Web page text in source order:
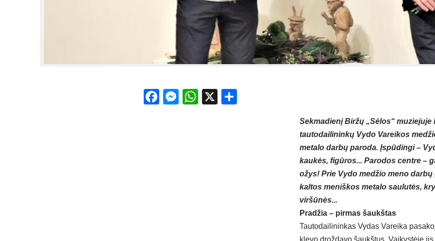
Facebook
Messenger
WhatsApp
X
Sekmadienį Biržų „Sėlos“
tautodailininkų Vydo Vareikos
metalo darbų paroda. Įspūdingi –
kaukės, figūros... Parodos centre –
ožys! Prie Vydo medžio meno darbų
kaltos meniškos metalo saulutės,
viršūnės...
Pradžia – pirmas šaukštas
Tautodailininkas Vydas Vareika
klevo droždavo šaukštus. Vaikystėje